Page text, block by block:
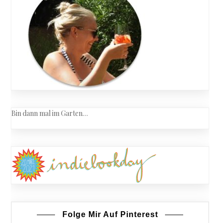
Bin dann mal im Garten…
Folge Mir Auf Pinterest